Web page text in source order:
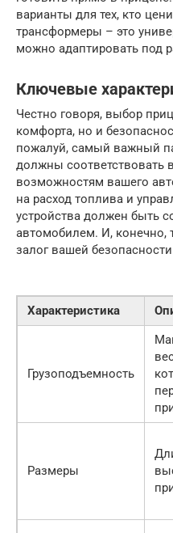
варианты для тех, кто
трансформеры – это
можно адаптировать под
Ключевые
Честно говоря, выбор
комфорта, но и
пожалуй, самый важный
должны соответствовать
возможностям вашего
на расход топлива и
устройства должен быть
автомобилем. И, конечно,
залог вашей
Характеристика
Грузоподъемность
Размеры